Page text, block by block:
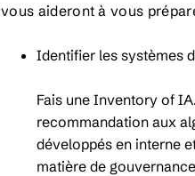
vous aideront à vous
Identifier les systèmes
Fais une Inventory of
recommandation aux
développés en interne
matière de